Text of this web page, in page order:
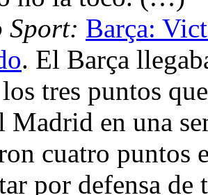
Sport: Barça:
. El Barça
tres puntos
Madrid en una
cuatro puntos
por defensa